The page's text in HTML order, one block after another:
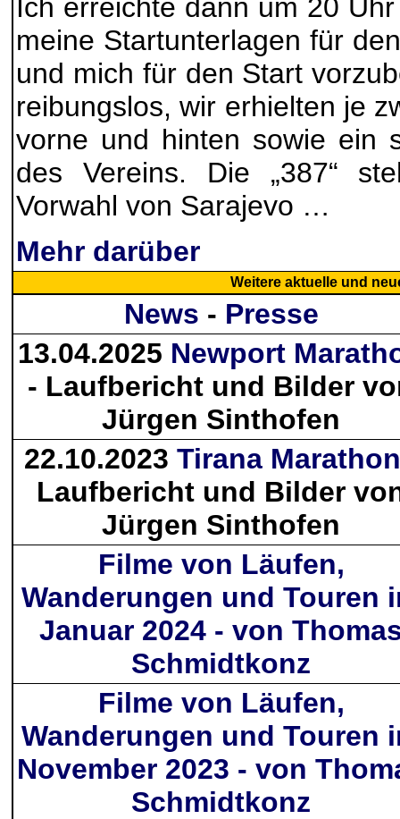
Ich erreichte dann um 20
meine Startunterlagen für
und mich für den Start
reibungslos, wir erhielten je
vorne und hinten sowie ein
des Vereins. Die „387“
Vorwahl von Sarajevo …
Mehr darüber
Weitereaktuelle und
News - Presse
13.04.2025 Newport
- Laufbericht und Bilder
Jürgen Sinthofen
22.10.2023 Tirana Marathon
Laufbericht und Bilder
Jürgen Sinthofen
Filme von Läufen,
Wanderungen und Touren
Januar 2024 - von
Schmidtkonz
Filme von Läufen,
Wanderungen und Touren
November 2023 - von
Schmidtkonz